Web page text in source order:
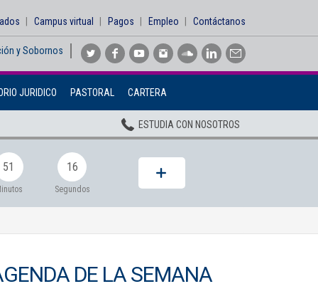
Campus virtual Pagos Empleo Contáctanos
y Sobornos
JURIDICO PASTORAL CARTERA
ESTUDIA CON NOSOTROS
51 14
Segundos
DE LA SEMANA
Inicio
Institucional
Pregrados
Posgrados
Planta Docente
Centros